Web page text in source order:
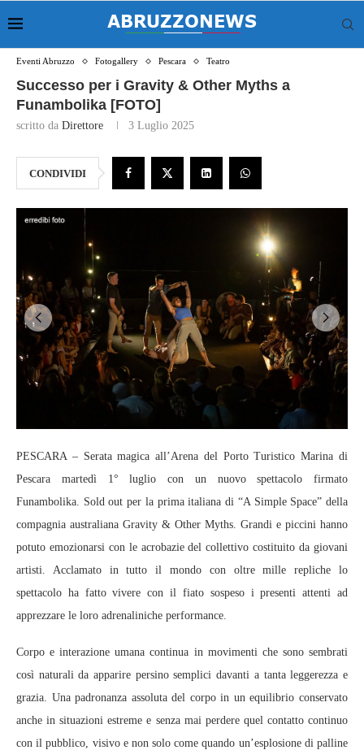
Eventi Abruzzo Fotogallery Pescara Teatro
Successo per i Gravity & Other Myths a
Funambolika [FOTO]
scritto da Direttore 3 Luglio 2025
CONDIVIDI
PESCARA – Serata magica all’Arena del Porto Turistico Marina di
Pescara martedì 1° luglio con un nuovo spettacolo firmato
Funambolika. Sold out per la prima italiana di “A Simple Space” della
compagnia australiana Gravity & Other Myths. Grandi e piccini hanno
potuto emozionarsi con le acrobazie del collettivo costituito da giovani
artisti. Acclamato in tutto il mondo con oltre mille repliche lo
spettacolo ha fatto vivere con il fiato sospeso i presenti attenti ad
apprezzare le loro adrenaliniche performance.
Corpo e interazione umana continua in movimenti che sono sembrati
così naturali da apparire persino semplici davanti a tanta leggerezza e
grazia. Una padronanza assoluta del corpo in un equilibrio conservato
anche in situazioni estreme e senza mai perdere quel contatto continuo
con il pubblico, visivo e non solo come quando un’esplosione di palline